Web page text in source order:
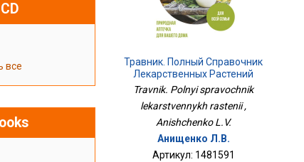
все
Травник. Полный Справочник
Лекарственных Растений
Travnik. Polnyi spravochnik
lekarstvennykh rastenii ,
Anishchenko L.V.
Анищенко Л.В.
Артикул: 1481591